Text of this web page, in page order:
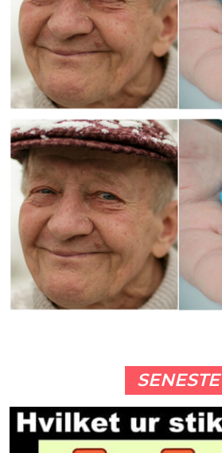
SENESTE